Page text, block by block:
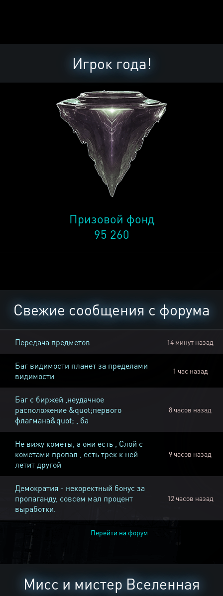
Игрок года!
Призовой фонд
95 260
Свежие сообщения с форума
Передача предметов 14 минут назад
Баг видимости планет за пределами
видимости
1 час назад
Баг с биржей ,неудачное
расположение &quot;первого
флагмана&quot; , ба
8 часов назад
Не вижу кометы, а они есть , Слой с
кометами пропал , есть трек к ней
летит другой
9 часов назад
Демократия - некоректный бонус за
пропаганду, совсем мал процент
выработки.
12 часов назад
Перейти на форум
Мисс и мистер Вселенная